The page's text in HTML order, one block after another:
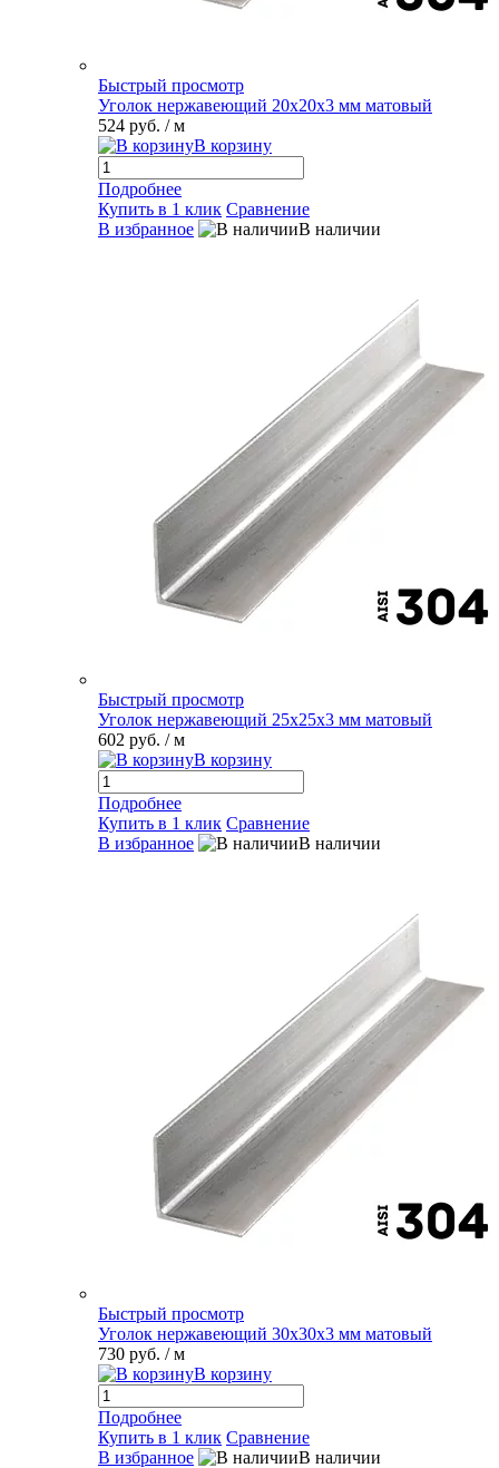
Быстрый просмотр
Уголок нержавеющий 20х20х3 мм матовый
524 руб. / м
В корзину
Подробнее
Купить в 1 клик Сравнение
В избранное
В наличии
Быстрый просмотр
Уголок нержавеющий 25х25х3 мм матовый
602 руб. / м
В корзину
Подробнее
Купить в 1 клик Сравнение
В избранное
В наличии
Быстрый просмотр
Уголок нержавеющий 30х30х3 мм матовый
730 руб. / м
В корзину
Подробнее
Купить в 1 клик Сравнение
В избранное
В наличии